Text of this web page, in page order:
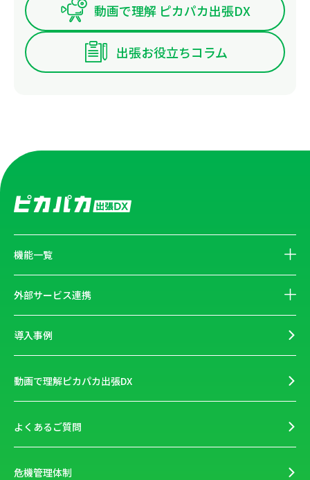
動画で理解 ピカパカ出張DX
出張お役立ちコラム
機能一覧
外部サービス連携
導入事例
動画で理解ピカパカ出張DX
よくあるご質問
危機管理体制